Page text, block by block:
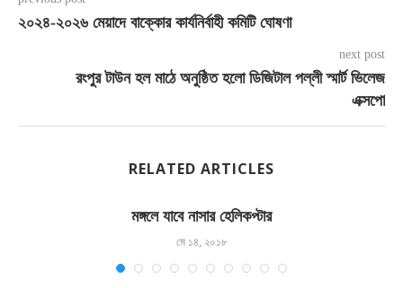
২০২৪-২০২৬ মেয়াদে বাক্কোর কার্যনির্বাহী কমিটি ঘোষণা
next post
রংপুর টাউন হল মাঠে অনুষ্ঠিত হলো ডিজিটাল পল্লী স্মার্ট ভিলেজ
এক্সপো
RELATED ARTICLES
মঙ্গলে যাবে নাসার হেলিকপ্টার
মে ১৪, ২০১৮